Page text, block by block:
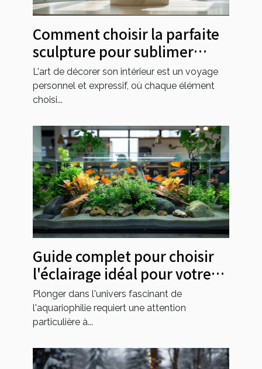
Comment choisir la parfaite
sculpture pour sublimer
chaque pièce de la maison
L'art de décorer son intérieur est un voyage
personnel et expressif, où chaque élément
choisi...
Guide complet pour choisir
l'éclairage idéal pour votre
aquarium
Plonger dans l'univers fascinant de
l'aquariophilie requiert une attention
particulière à...